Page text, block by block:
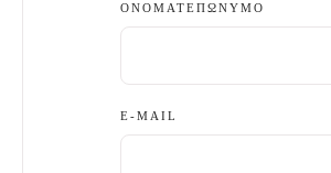
ΟΝΟΜΑΤΕΠΏΝΥΜΟ
E-MAIL